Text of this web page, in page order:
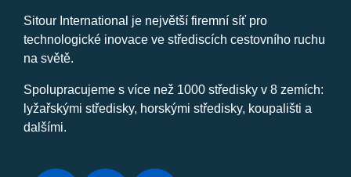
Sitour International je největší firemní síť pro
technologické inovace ve střediscích cestovního ruchu
na světě.
Spolupracujeme s více než 1000 středisky v 8 zemích:
lyžařskými středisky, horskými středisky, koupališti a
dalšími.